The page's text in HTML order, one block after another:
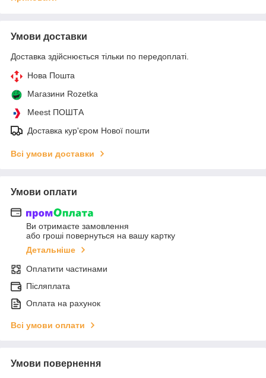
Умови доставки
Доставка здійснюється тільки по передоплаті.
Нова Пошта
Магазини Rozetka
Meest ПОШТА
Доставка кур'єром Нової пошти
Всі умови доставки
Умови оплати
Ви отримаєте замовлення
або гроші повернуться на вашу картку
Детальніше
Оплатити частинами
Післяплата
Оплата на рахунок
Всі умови оплати
Умови повернення